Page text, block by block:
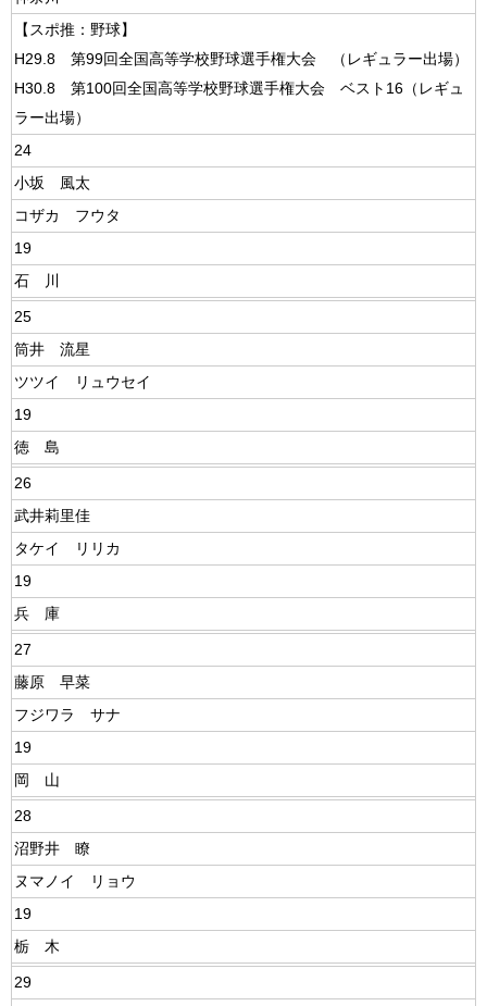
【スポ推：野球】
H29.8 第99回全国高等学校野球選手権大会 （レギュラー出場）
H30.8 第100回全国高等学校野球選手権大会 ベスト16（レギュ
ラー出場）
24
小坂 風太
コザカ フウタ
19
石 川
25
筒井 流星
ツツイ リュウセイ
19
徳 島
26
武井莉里佳
タケイ リリカ
19
兵 庫
27
藤原 早菜
フジワラ サナ
19
岡 山
28
沼野井 瞭
ヌマノイ リョウ
19
栃 木
29